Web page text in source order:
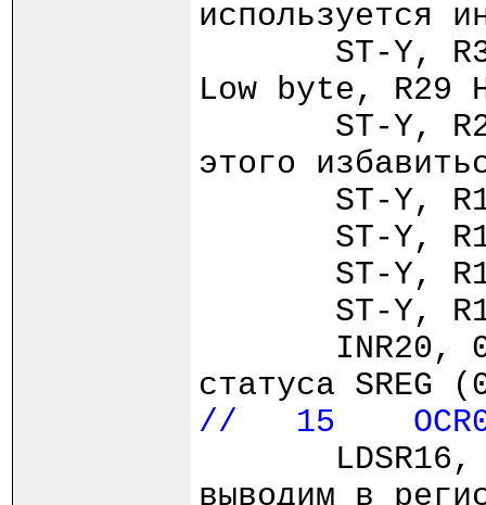
используется
ST-Y,
Low byte, R29
ST-Y,
этого
ST-Y,
ST-Y,
ST-Y,
ST-Y,
INR20,
статуса SREG
// 15 OCR0
LDSR16,
выводим в